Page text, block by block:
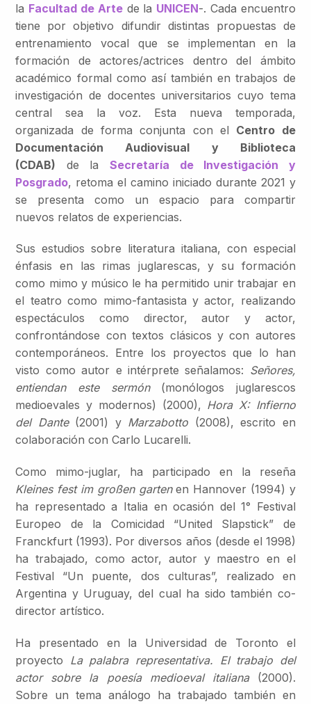
la Facultad de Artede la UNICEN-. Cada encuentro
tiene por objetivo difundir distintas propuestas de
entrenamiento vocal que se implementan en la
formación de actores/actrices dentro del ámbito
académico formal como así también en trabajos de
investigación de docentes universitarios cuyo tema
central sea la voz. Esta nueva temporada,
organizada de forma conjunta con el Centro de
Documentación Audiovisual y Biblioteca
(CDAB) de la Secretaría de Investigación y
Posgrado, retoma el camino iniciado durante 2021 y
se presenta como un espacio para compartir
nuevos relatos de experiencias.
Sus estudios sobre literatura italiana, con especial
énfasis en las rimas juglarescas, y su formación
como mimo y músico le ha permitido unir trabajar en
el teatro como mimo-fantasista y actor, realizando
espectáculos como director, autor y actor,
confrontándose con textos clásicos y con autores
contemporáneos. Entre los proyectos que lo han
visto como autor e intérprete señalamos: Señores,
entiendan este sermón(monólogos juglarescos
medioevales y modernos) (2000), Hora X: Infierno
del Dante(2001) y Marzabotto (2008), escrito en
colaboración con Carlo Lucarelli.
Como mimo-juglar, ha participado en la reseña
Kleines fest im großen gartenen Hannover (1994) y
ha representado a Italia en ocasión del 1° Festival
Europeo de la Comicidad “United Slapstick” de
Franckfurt (1993). Por diversos años (desde el 1998)
ha trabajado, como actor, autor y maestro en el
Festival “Un puente, dos culturas”, realizado en
Argentina y Uruguay, del cual ha sido también co-
director artístico.
Ha presentado en la Universidad de Toronto el
proyecto La palabra representativa. El trabajo del
actor sobre la poesía medioeval italiana(2000).
Sobre un tema análogo ha trabajado también en